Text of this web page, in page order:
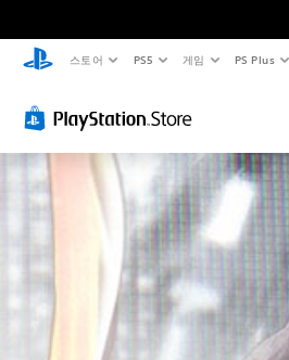
스토어 PS5 게임 PS Plus